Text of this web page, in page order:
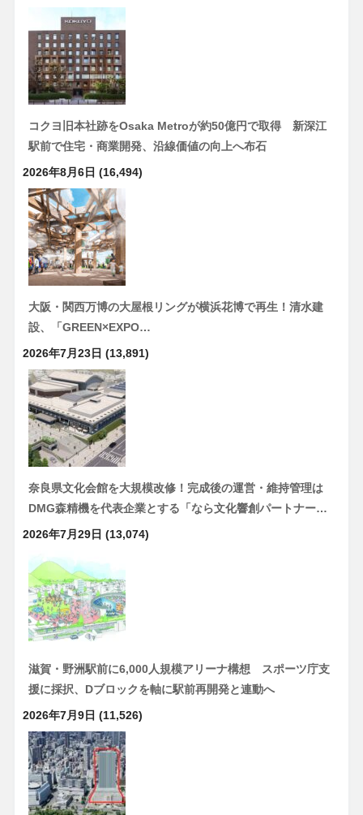
コクヨ旧本社跡をOsaka Metroが約50億円で取得 新深江
駅前で住宅・商業開発、沿線価値の向上へ布石
2026年8月6日 (16,494)
大阪・関西万博の大屋根リングが横浜花博で再生！清水建
設、「GREEN×EXPO…
2026年7月23日 (13,891)
奈良県文化会館を大規模改修！完成後の運営・維持管理は
DMG森精機を代表企業とする「なら文化響創パートナー…
2026年7月29日 (13,074)
滋賀・野洲駅前に6,000人規模アリーナ構想 スポーツ庁支
援に採択、Dブロックを軸に駅前再開発と連動へ
2026年7月9日 (11,526)